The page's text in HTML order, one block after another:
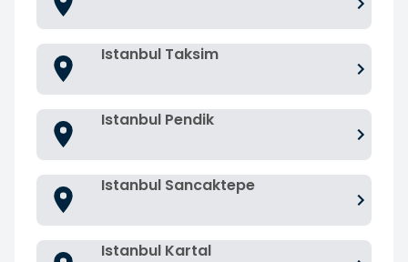
Istanbul Taksim
Istanbul Pendik
Istanbul Sancaktepe
Istanbul Kartal